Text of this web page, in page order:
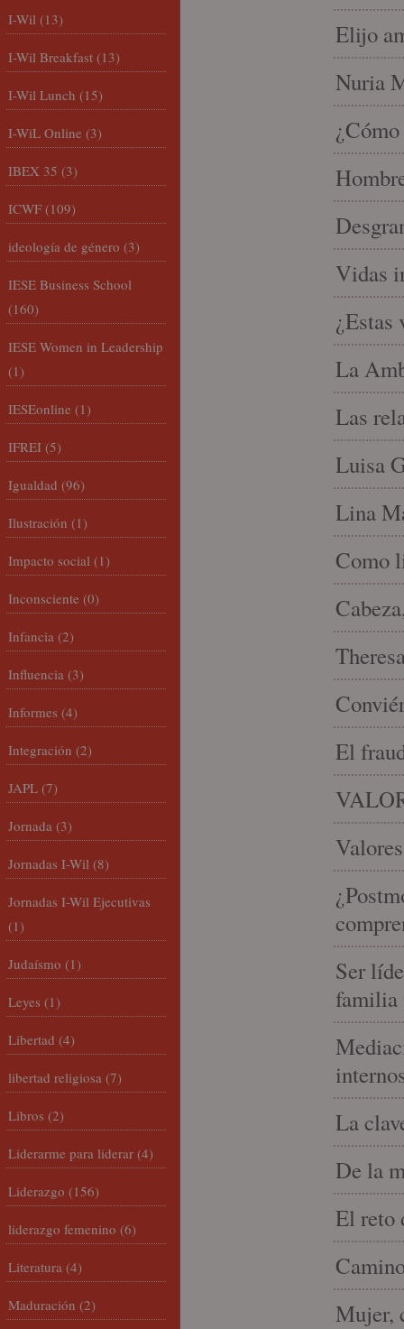
Elijo
Nuria
Vidas
¿Estas
La
Las
Luisa
Lina
Como
El
Ser
familia
La
De la
El reto
Mujer,
I-Wil (13)
I-Wil Breakfast (13)
I-Wil Lunch (15)
I-WiL Online (3)
IBEX 35 (3)
ICWF (109)
ideología de género (3)
IESE Business School
(160)
IESE Women in Leadership
(1)
IESEonline (1)
IFREI (5)
Igualdad (96)
Ilustración (1)
Impacto social (1)
Inconsciente (0)
Infancia (2)
Influencia (3)
Informes (4)
Integración (2)
JAPL (7)
Jornada (3)
Jornadas I-Wil (8)
Jornadas I-Wil Ejecutivas
(1)
Judaísmo (1)
Leyes (1)
Libertad (4)
libertad religiosa (7)
Libros (2)
Liderarme para liderar (4)
Liderazgo (156)
liderazgo femenino (6)
Literatura (4)
Maduración (2)